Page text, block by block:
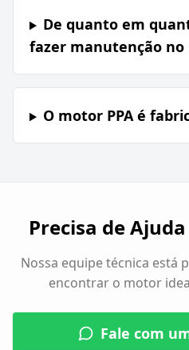
De quanto em
fazer manutenção no
O motor PPA é
Precisa de
Nossa equipe técnica está
encontrar o motor
Fale com